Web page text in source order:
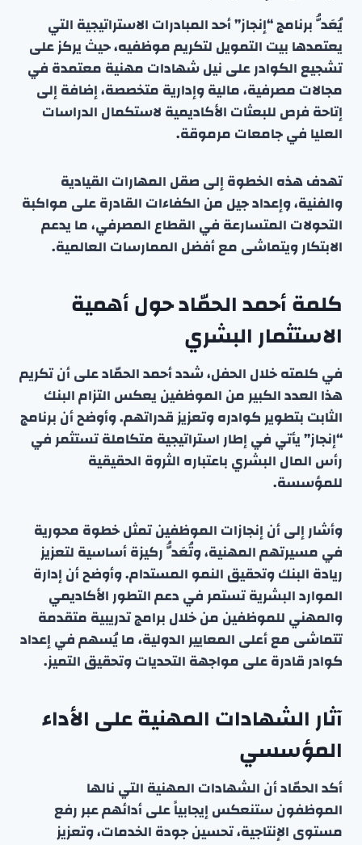
يُعَدُّ برنامج “إنجاز” أحد المبادرات الاستراتيجية التي
يعتمدها بيت التمويل لتكريم موظفيه، حيث يركز على
تشجيع الكوادر على نيل شهادات مهنية معتمدة في
مجالات مصرفية، مالية وإدارية متخصصة، إضافة إلى
إتاحة فرص للبعثات الأكاديمية لاستكمال الدراسات
العليا في جامعات مرموقة.
تهدف هذه الخطوة إلى صقل المهارات القيادية
والفنية، وإعداد جيل من الكفاءات القادرة على مواكبة
التحولات المتسارعة في القطاع المصرفي، ما يدعم
الابتكار ويتماشى مع أفضل الممارسات العالمية.
كلمة أحمد الحمّاد حول أهمية
الاستثمار البشري
في كلمته خلال الحفل، شدد أحمد الحمّاد على أن تكريم
هذا العدد الكبير من الموظفين يعكس التزام البنك
الثابت بتطوير كوادره وتعزيز قدراتهم. وأوضح أن برنامج
“إنجاز” يأتي في إطار استراتيجية متكاملة تستثمر في
رأس المال البشري باعتباره الثروة الحقيقية
للمؤسسة.
وأشار إلى أن إنجازات الموظفين تمثل خطوة محورية
في مسيرتهم المهنية، وتُعَدُّ ركيزة أساسية لتعزيز
ريادة البنك وتحقيق النمو المستدام. وأوضح أن إدارة
الموارد البشرية تستمر في دعم التطور الأكاديمي
والمهني للموظفين من خلال برامج تدريبية متقدمة
تتماشى مع أعلى المعايير الدولية، ما يُسهم في إعداد
كوادر قادرة على مواجهة التحديات وتحقيق التميز.
آثار الشهادات المهنية على الأداء
المؤسسي
أكد الحمّاد أن الشهادات المهنية التي نالها
الموظفون ستنعكس إيجابياً على أدائهم عبر رفع
مستوى الإنتاجية، تحسين جودة الخدمات، وتعزيز